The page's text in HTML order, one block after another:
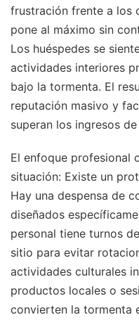
frustración frente a los
pone al máximo sin
Los huéspedes se
actividades interiores
bajo la tormenta. El
reputación masivo y
superan los ingresos
El enfoque profesional
situación: Existe un
Hay una despensa de
diseñados
personal tiene turnos
sitio para evitar
actividades culturales
productos locales o
convierten la tormenta